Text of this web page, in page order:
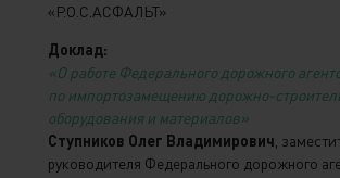
«Р.О.С.АСФАЛЬТ»
Доклад:
«О работе Федерального дорожного
по импортозамещению дорожно-
оборудования и материалов»
Ступников Олег Владимирович ,
руководителя Федерального дорожного